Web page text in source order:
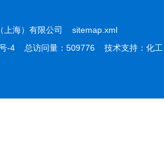
上海）有限公司 sitemap.xml
-4 总访问量：509776 技术支持： 化工